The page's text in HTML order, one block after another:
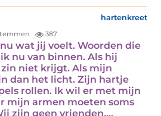
hartenkreet
387
wat jij voelt. Woorden die
nu van binnen. Als hij
niet krijgt. Als mijn
dan het licht. Zijn hartje
rollen. Ik wil er met mijn
mijn armen moeten soms
zijn geen vrienden.…